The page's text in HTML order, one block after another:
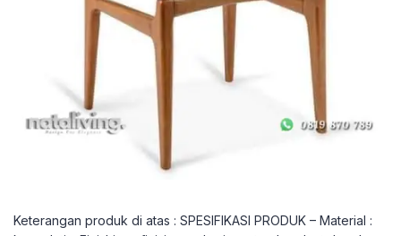
Keterangan produk di atas : SPESIFIKASI PRODUK – Material :